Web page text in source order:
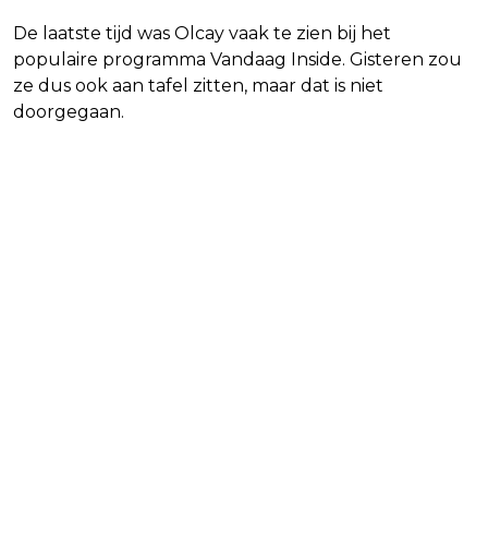
De laatste tijd was Olcay vaak te zien bij het
populaire programma Vandaag Inside. Gisteren zou
ze dus ook aan tafel zitten, maar dat is niet
doorgegaan.